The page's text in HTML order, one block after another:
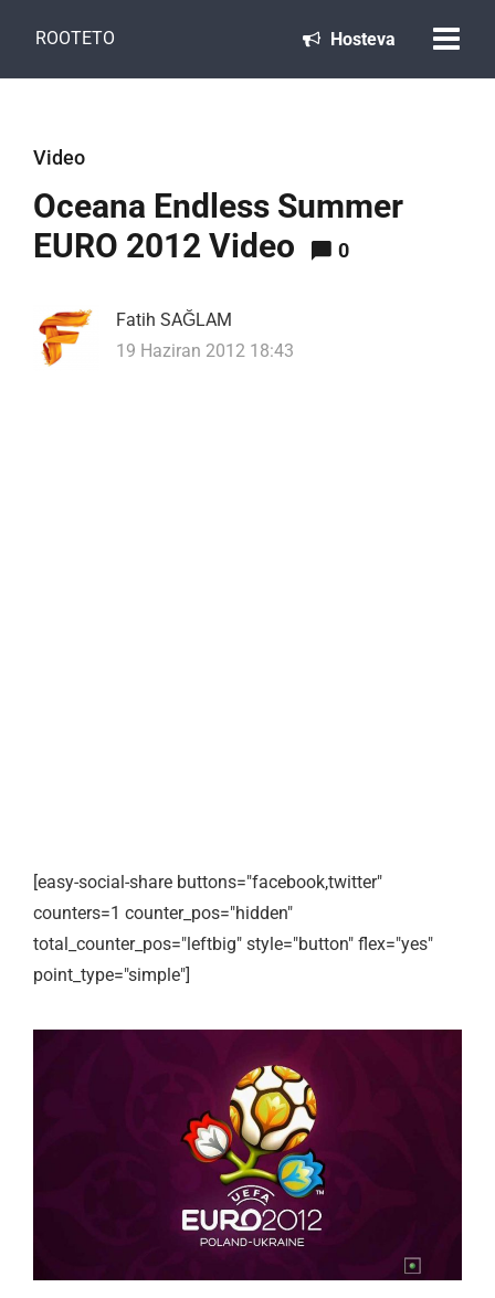
ROOTETO Hosteva
Video
Oceana Endless Summer
EURO 2012 Video
0
Fatih SAĞLAM
19 Haziran 2012 18:43
[easy-social-share buttons="facebook,twitter"
counters=1 counter_pos="hidden"
total_counter_pos="leftbig" style="button" flex="yes"
point_type="simple"]